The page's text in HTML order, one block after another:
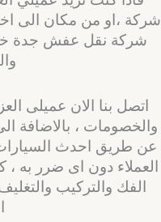
،او من مكان الى
شركة نقل عفش جدة
اتصل بنا الان عميلى
، بالاضافة
طريق احدث السيارات
دون اى ضرر به ،
الفك والتركيب